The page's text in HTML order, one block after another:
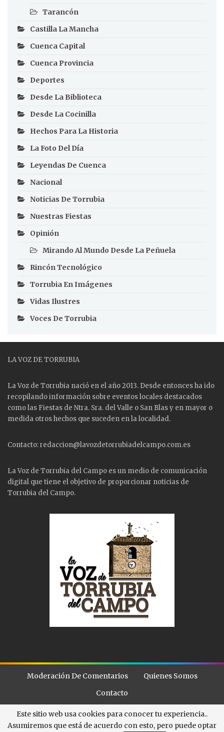
Tarancón
Castilla La Mancha
Cuenca Capital
Cuenca Provincia
Deportes
Desde La Biblioteca
Desde La Cocinilla
Hechos Para La Historia
La Foto Del Día
Leyendas De Cuenca
Nacional
Noticias De Torrubia
Nuestras Fiestas
Opinión
Mirando Al Mundo Desde La Peñuela
Rincón Tecnológico
Torrubia En Imágenes
Vidas Ilustres
Voces De Torrubia
LA VOZ DE TORRUBIA
La Voz de Torrubia nació en el año 2013. Desde entonces ha ido
recopilando información sobre eventos locales destacados
como las Fiestas de Ntra. Sra. del Valle o San Blas y en mayor o
medida otros hechos que suceden en la localidad.
Contacto: redaccion@lavozdetorrubiadelcampo.com.es
La Voz de Torrubia del Campo es un medio de comunicación
digital que tiene el objetivo de proporcionar noticias de
Torrubia del Campo.
Moderación De Comentarios
Quienes Somos
Contacto
© - . All Rights Reserved. La Voz de Torubia
Este sitio web usa cookies para conocer tu experiencia..
Asumiremos que está de acuerdo con esto, pero puede optar